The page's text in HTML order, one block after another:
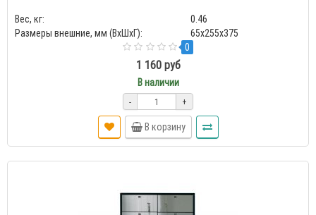
Вес, кг:
0.46
Размеры внешние, мм (ВхШхГ):
65x255x375
0
1 160 руб
В наличии
- +
В корзину